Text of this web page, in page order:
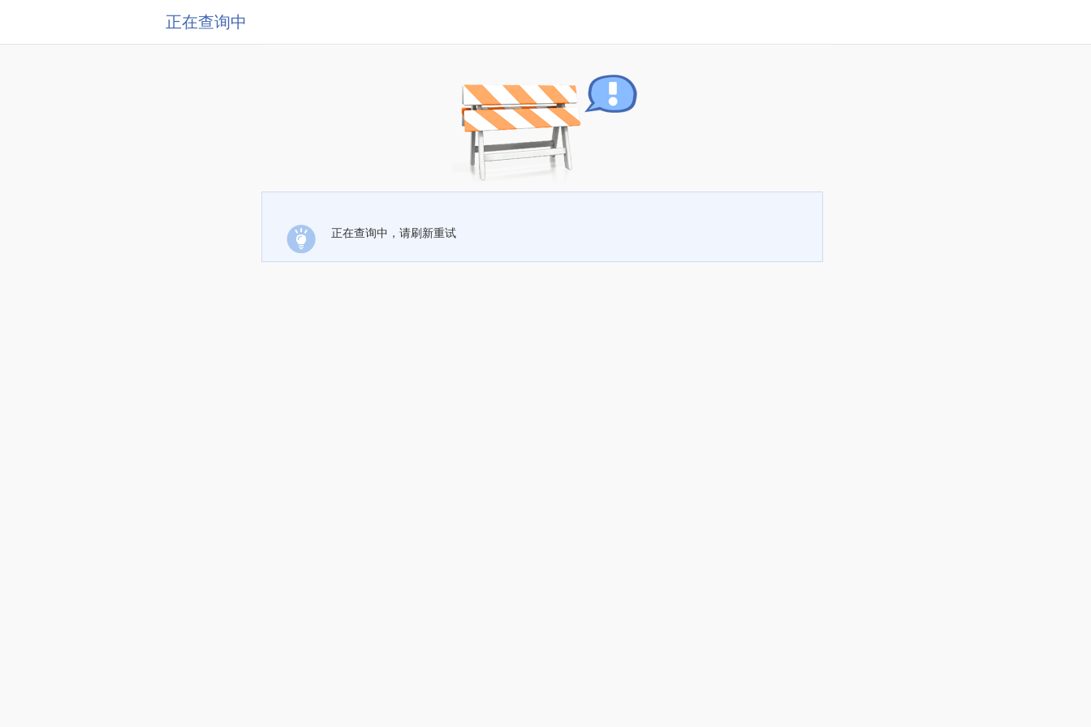
正在查询中
正在查询中，请刷新重试